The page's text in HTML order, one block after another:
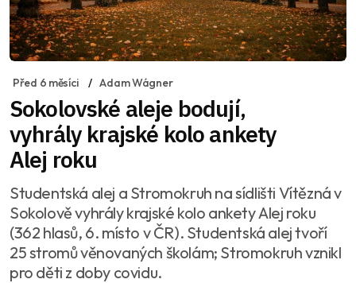
Před 6 měsíci Adam Wágner
Sokolovské aleje bodují,
vyhrály krajské kolo ankety
Alej roku
Studentská alej a Stromokruh na sídlišti Vítězná v
Sokolově vyhrály krajské kolo ankety Alej roku
(362 hlasů, 6. místo v ČR). Studentská alej tvoří
25 stromů věnovaných školám; Stromokruh vznikl
pro děti z doby covidu.